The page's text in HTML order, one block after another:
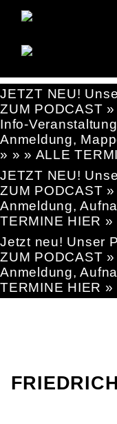
JETZT NEU!
ZUM PODCAST »
Info-
Anmeldung,
» » » ALLE
JETZT NEU!
ZUM PODCAST »
Anmeldung,
TERMINE HIER »
Jetzt neu! Unser
ZUM PODCAST »
Anmeldung,
TERMINE HIER »